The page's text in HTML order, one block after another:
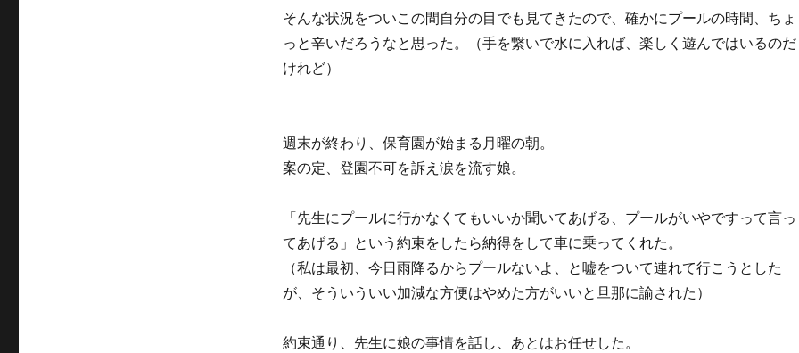
そんな状況をついこの間自分の目でも見てきたので、確かにプールの時間、ちょ
っと辛いだろうなと思った。（手を繋いで水に入れば、楽しく遊んではいるのだ
けれど）
週末が終わり、保育園が始まる月曜の朝。
案の定、登園不可を訴え涙を流す娘。
「先生にプールに行かなくてもいいか聞いてあげる、プールがいやですって言っ
てあげる」という約束をしたら納得をして車に乗ってくれた。
（私は最初、今日雨降るからプールないよ、と嘘をついて連れて行こうとした
が、そういういい加減な方便はやめた方がいいと旦那に諭された）
約束通り、先生に娘の事情を話し、あとはお任せした。